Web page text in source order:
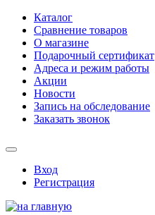
Каталог
Сравнение товаров
О магазине
Подарочный сертификат
Адреса и режим работы
Акции
Новости
Запись на обследование
Заказать звонок
Вход
Регистрация